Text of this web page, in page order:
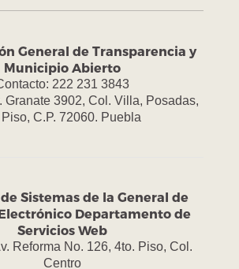
General de Transparencia y
Municipio Abierto
222 231 3843
Granate 3902, Col. Villa, Posadas,
Piso, C.P. 72060. Puebla
Sistemas de la General de
Departamento de
Servicios Web
Reforma No. 126, 4to. Piso, Col.
Centro